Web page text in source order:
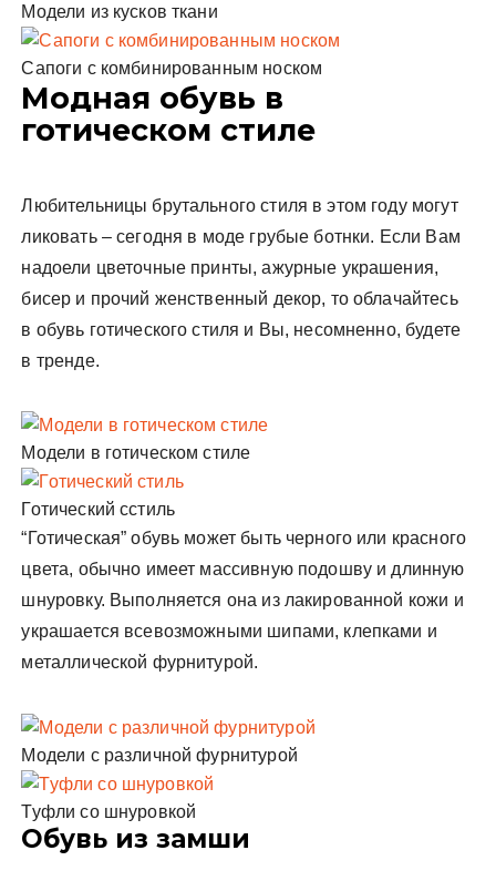
Модели из кусков ткани
Сапоги с комбинированным носком
Модная обувь в
готическом стиле
Любительницы брутального стиля в этом году могут
ликовать – сегодня в моде грубые ботнки. Если Вам
надоели цветочные принты, ажурные украшения,
бисер и прочий женственный декор, то облачайтесь
в обувь готического стиля и Вы, несомненно, будете
в тренде.
Модели в готическом стиле
Готический сстиль
“Готическая” обувь может быть черного или красного
цвета, обычно имеет массивную подошву и длинную
шнуровку. Выполняется она из лакированной кожи и
украшается всевозможными шипами, клепками и
металлической фурнитурой.
Модели с различной фурнитурой
Туфли со шнуровкой
Обувь из замши